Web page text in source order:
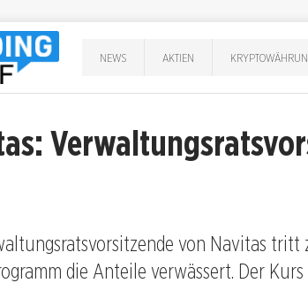
NEWS AKTIEN
von Navitas tritt
die Anteile verwässert. Der